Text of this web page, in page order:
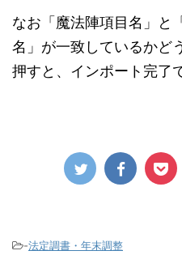
なお「魔法陣項目名」と
名」が一致しているかど
押すと、インポート完了
-法定調書・年末調整